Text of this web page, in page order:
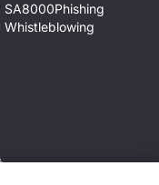
SA8000Phishing
Whistleblowing